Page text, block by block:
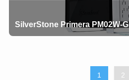
SilverStone Primera PM02W-G
1 2